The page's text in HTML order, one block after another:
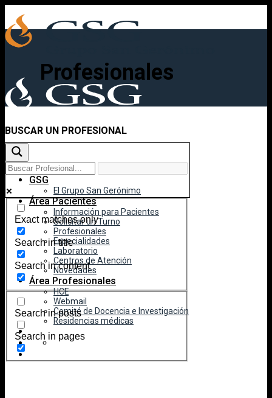
content
Inicio
GSG
El Grupo San Gerónimo
Área Pacientes
Información para Pacientes
Solicitar un Turno
Profesionales
Especialidades
Laboratorio
Centros de Atención
Novedades
Área Profesionales
HCE
Webmail
Comité de Docencia e Investigación
Residencias médicas
Profesionales
BUSCAR UN PROFESIONAL
Exact matches only
Search in title
Search in content
Search in posts
Search in pages